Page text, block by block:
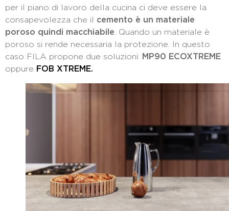
per il piano di lavoro della cucina ci deve essere la
consapevolezza che il cemento è un materiale
poroso quindi macchiabile . Quando un materiale è
poroso si rende necessaria la protezione. In questo
caso FILA propone due soluzioni: MP90 ECOXTREME
oppure FOB XTREME.